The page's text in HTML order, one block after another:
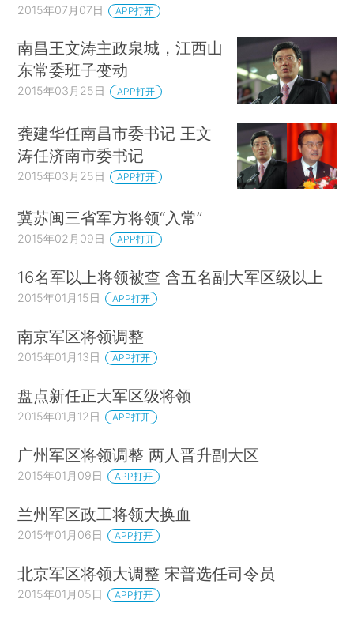
2015年07月07日 APP打开
南昌王文涛主政泉城，江西山
东常委班子变动
2015年03月25日 APP打开
龚建华任南昌市委书记 王文
涛任济南市委书记
2015年03月25日 APP打开
冀苏闽三省军方将领“入常”
2015年02月09日 APP打开
16名军以上将领被查 含五名副大军区级以上
2015年01月15日 APP打开
南京军区将领调整
2015年01月13日 APP打开
盘点新任正大军区级将领
2015年01月12日 APP打开
广州军区将领调整 两人晋升副大区
2015年01月09日 APP打开
兰州军区政工将领大换血
2015年01月06日 APP打开
北京军区将领大调整 宋普选任司令员
2015年01月05日 APP打开